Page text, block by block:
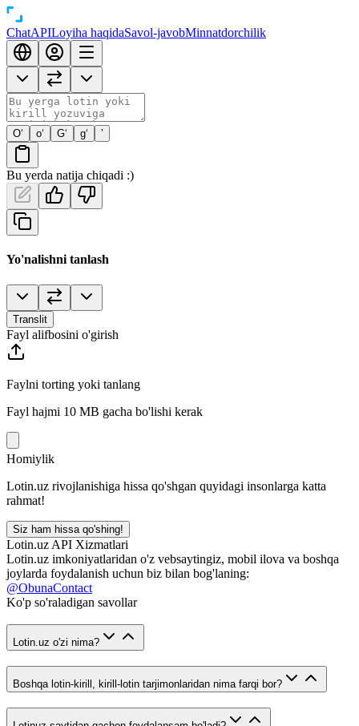
ChatAPILoyiha haqidaSavol-javobMinnatdorchilik
O‘ o‘ G‘ g‘ ’
Bu yerda natija chiqadi :)
Yo'nalishni tanlash
Translit
Fayl alifbosini o'girish
Faylni torting yoki tanlang
Fayl hajmi 10 MB gacha bo'lishi kerak
Homiylik
Lotin.uz rivojlanishiga hissa qo'shgan quyidagi insonlarga katta
rahmat!
Siz ham hissa qo'shing!
Lotin.uz API Xizmatlari
Lotin.uz imkoniyatlaridan o'z vebsaytingiz, mobil ilova va boshqa
joylarda foydalanish uchun biz bilan bog'laning:
@ObunaContact
Ko'p so'raladigan savollar
Lotin.uz o'zi nima?
Boshqa lotin-kirill, kirill-lotin tarjimonlaridan nima farqi bor?